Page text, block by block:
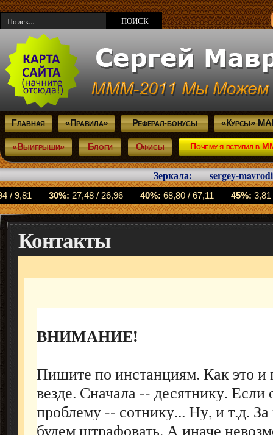
Главная «Правила» Реферал-бонусы «Курсы»
«Выигрыши» Блоги Офисы Почему я вступил в
Зеркала: sergey-
Контакты
ВНИМАНИЕ!
Пишите по инстанциям. Как это и
везде. Сначала -- десятнику.
проблему -- сотнику... Ну, и т.д.
будем штрафовать. А иначе